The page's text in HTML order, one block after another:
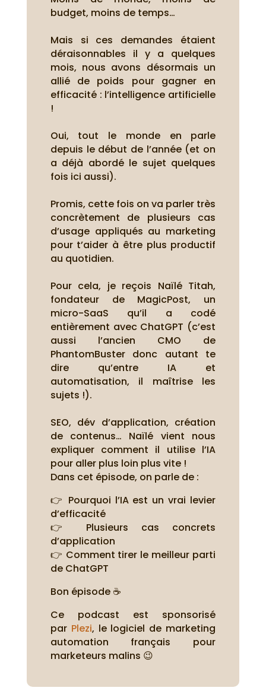
budget, moins de temps…
Mais si ces demandes étaient
déraisonnables il y a quelques
mois, nous avons désormais un
allié de poids pour gagner en
efficacité : l’intelligence artificielle
!
Oui, tout le monde en parle
depuis le début de l’année (et on
a déjà abordé le sujet quelques
fois ici aussi).
Promis, cette fois on va parler très
concrètement de plusieurs cas
d’usage appliqués au marketing
pour t’aider à être plus productif
au quotidien.
Pour cela, je reçois Naïlé Titah,
fondateur de MagicPost, un
micro-SaaS qu’il a codé
entièrement avec ChatGPT (c’est
aussi l’ancien CMO de
PhantomBuster donc autant te
dire qu’entre IA et
automatisation, il maîtrise les
sujets !).
SEO, dév d’application, création
de contenus… Naïlé vient nous
expliquer comment il utilise l’IA
pour aller plus loin plus vite !
Dans cet épisode, on parle de :
👉 Pourquoi l’IA est un vrai levier
d’efficacité
👉 Plusieurs cas concrets
d’application
👉 Comment tirer le meilleur parti
de ChatGPT
Bon épisode ☕
Ce podcast est sponsorisé
par Plezi, le logiciel de marketing
automation français pour
marketeurs malins 😉